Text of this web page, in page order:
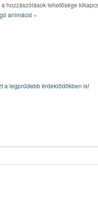
AVadvice
logó
a hozzászólások lehetősége
animáció »
a legprűdebb érdeklődőkben is!